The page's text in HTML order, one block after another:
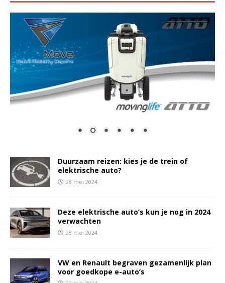
Duurzaam reizen: kies je de trein of
elektrische auto?
28 mei 2024
Deze elektrische auto’s kun je nog in 2024
verwachten
28 mei 2024
VW en Renault begraven gezamenlijk plan
voor goedkope e-auto’s